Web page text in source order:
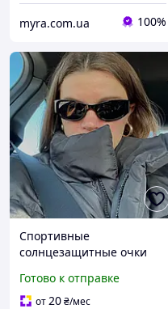
myra.com.ua 100%
Спортивные
солнцезащитные очки
Accessories черные (7051)
Готово к отправке
от20₴/мес